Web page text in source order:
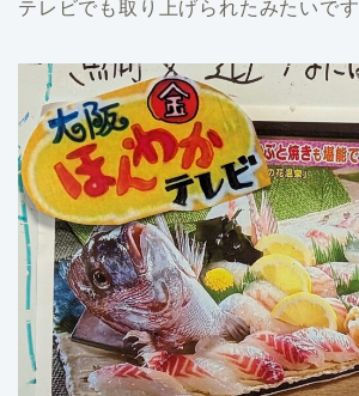
テレビでも取り上げられたみたいです